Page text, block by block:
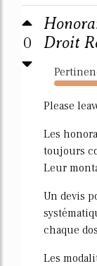
0
Droit
3351%
Please
Les
toujours
Leur
Un devis
chaque
Les